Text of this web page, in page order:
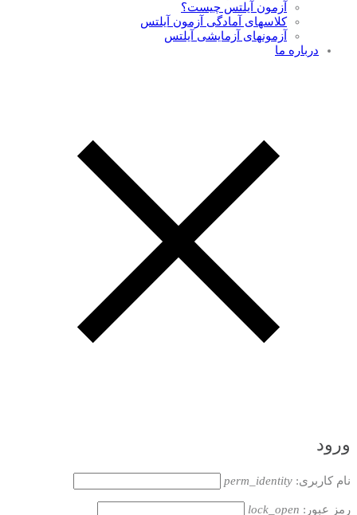
آزمون آیلتس چیست؟
کلاسهای آمادگی آزمون آیلتس
آزمونهای آزمایشی آیلتس
درباره ما
ورود
نام کاربری: perm_identity
رمز عبور: lock_open